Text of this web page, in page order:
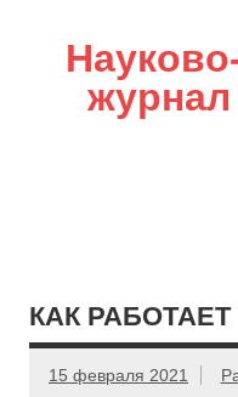
журнал
КАК
15 февраля 2021